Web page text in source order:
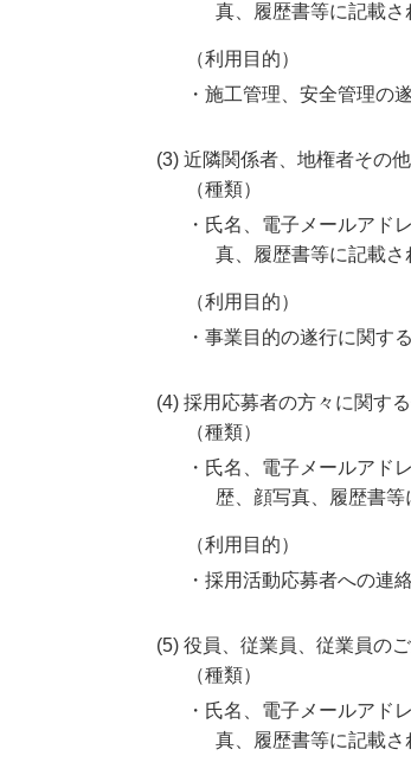
真、履歴書等に記載さ
（利用目的）
・施工管理、安全管理の
(3) 近隣関係者、地権者その
（種類）
・氏名、電子メールアド
真、履歴書等に記載さ
（利用目的）
・事業目的の遂行に関す
(4) 採用応募者の方々に関す
（種類）
・氏名、電子メールアド
歴、顔写真、履歴書
（利用目的）
・採用活動応募者への連
(5) 役員、従業員、従業員の
（種類）
・氏名、電子メールアド
真、履歴書等に記載さ